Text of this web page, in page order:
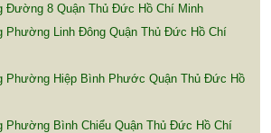
Đường 8 Quận Thủ Đức Hồ Chí Minh
Phường Linh Đông Quận Thủ Đức Hồ Chí
Phường Hiệp Bình Phước Quận Thủ Đức Hồ
Phường Bình Chiểu Quận Thủ Đức Hồ Chí